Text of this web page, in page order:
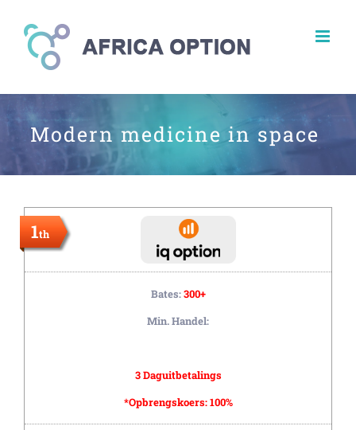
content
Modern medicine in space
1th
Bates:300+
Min. Handel:
3 Daguitbetalings
*Opbrengskoers:100%